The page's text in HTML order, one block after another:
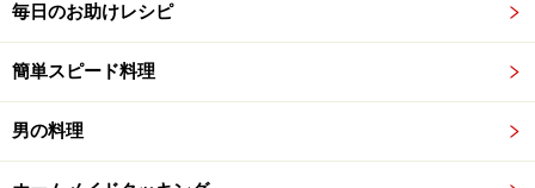
毎日のお助けレシピ
簡単スピード料理
男の料理